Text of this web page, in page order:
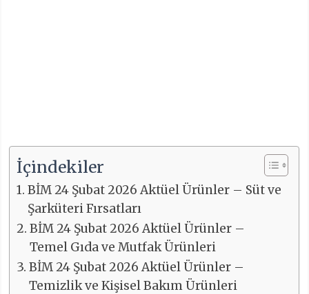
İçindekiler
BİM 24 Şubat 2026 Aktüel Ürünler – Süt ve
Şarküteri Fırsatları
BİM 24 Şubat 2026 Aktüel Ürünler –
Temel Gıda ve Mutfak Ürünleri
BİM 24 Şubat 2026 Aktüel Ürünler –
Temizlik ve Kişisel Bakım Ürünleri